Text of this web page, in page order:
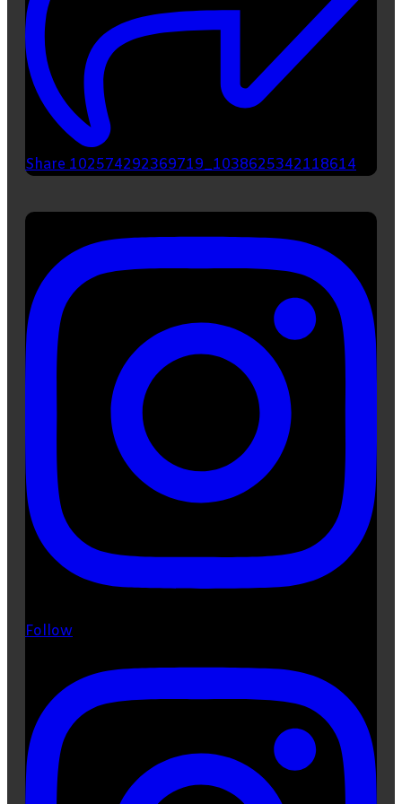
Share 102574292369719_1038625342118614
Follow